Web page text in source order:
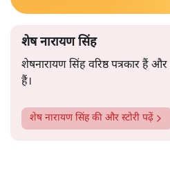
शेष नारायण सिंह
शेषनारायण सिंह वरिष्ठ पत्रकार हैं
हैं।
शेष नारायण सिंहकी और स्टोरी पढ़ें